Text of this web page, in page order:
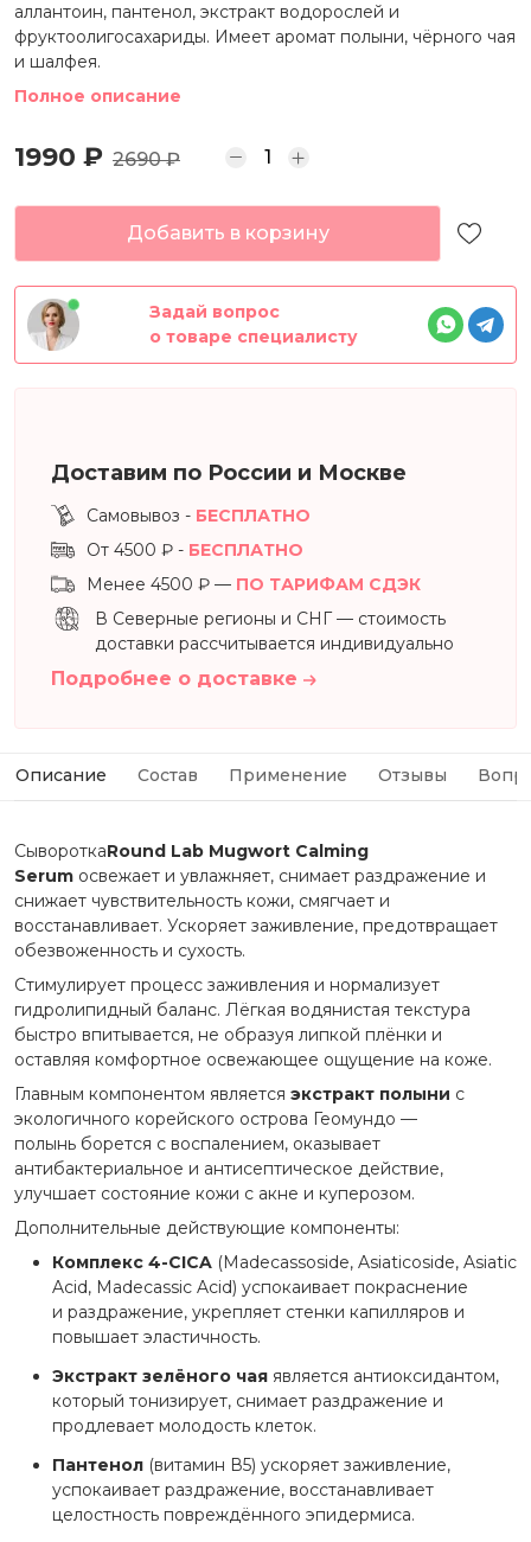
аллантоин, пантенол, экстракт водорослей и
фруктоолигосахариды. Имеет аромат полыни, чёрного чая
и шалфея.
Полное описание
1990 ₽ 2690 ₽
Добавить в корзину
Задай вопрос
о товаре специалисту
Доставим по России и Москве
Самовывоз - БЕСПЛАТНО
От 4500 ₽ - БЕСПЛАТНО
Менее 4500 ₽ — ПО ТАРИФАМ СДЭК
В Северные регионы и СНГ — стоимость
доставки рассчитывается индивидуально
Подробнее о доставке
Описание Состав Применение Отзывы
СывороткаRound Lab Mugwort Calming
Serum освежает и увлажняет, снимает раздражение и
снижает чувствительность кожи, смягчает и
восстанавливает. Ускоряет заживление, предотвращает
обезвоженность и сухость.
Стимулирует процесс заживления и нормализует
гидролипидный баланс. Лёгкая водянистая текстура
быстро впитывается, не образуя липкой плёнки и
оставляя комфортное освежающее ощущение на коже.
Главным компонентом является экстракт полыни с
экологичного корейского острова Геомундо —
полынь борется с воспалением, оказывает
антибактериальное и антисептическое действие,
улучшает состояние кожи с акне и куперозом.
Дополнительные действующие компоненты:
Комплекс 4-CICA (Madecassoside, Asiaticoside, Asiatic
Acid, Madecassic Acid) успокаивает покраснение
и раздражение, укрепляет стенки капилляров и
повышает эластичность.
Экстракт зелёного чая является антиоксидантом,
который тонизирует, снимает раздражение и
продлевает молодость клеток.
Пантенол (витамин В5) ускоряет заживление,
успокаивает раздражение, восстанавливает
целостность повреждённого эпидермиса.